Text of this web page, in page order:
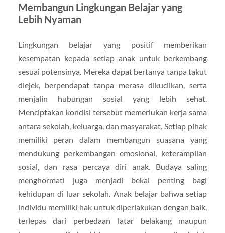
Membangun Lingkungan Belajar yang
Lebih Nyaman
Lingkungan belajar yang positif memberikan
kesempatan kepada setiap anak untuk berkembang
sesuai potensinya. Mereka dapat bertanya tanpa takut
diejek, berpendapat tanpa merasa dikucilkan, serta
menjalin hubungan sosial yang lebih sehat.
Menciptakan kondisi tersebut memerlukan kerja sama
antara sekolah, keluarga, dan masyarakat. Setiap pihak
memiliki peran dalam membangun suasana yang
mendukung perkembangan emosional, keterampilan
sosial, dan rasa percaya diri anak. Budaya saling
menghormati juga menjadi bekal penting bagi
kehidupan di luar sekolah. Anak belajar bahwa setiap
individu memiliki hak untuk diperlakukan dengan baik,
terlepas dari perbedaan latar belakang maupun